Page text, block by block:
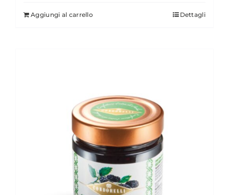
Aggiungi al carrello Dettagli